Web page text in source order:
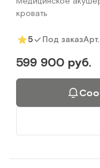
кровать
5 Под заказАрт.
599 900 руб.